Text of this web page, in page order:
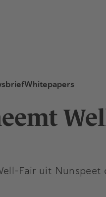
Whitepapers
Fair uit Nunspeet